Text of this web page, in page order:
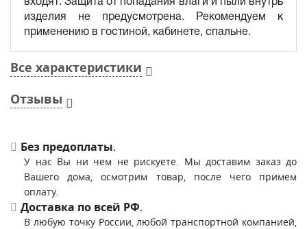
изделия не предусмотрена. Рекомендуем к
применению в гостиной, кабинете, спальне.
Все характеристики
Отзывы
Без предоплаты.
У нас Вы ни чем не рискуете. Мы доставим заказ до
Вашего дома, осмотрим товар, после чего примем
оплату.
Доставка по всей РФ.
В любую точку России, любой транспортной компанией,